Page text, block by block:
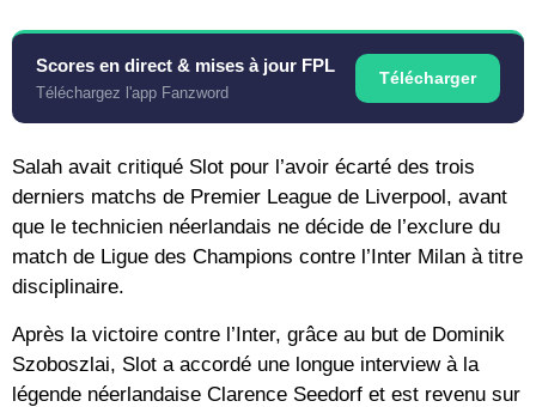
Scores en direct & mises à jour FPL
Téléchargez l'app Fanzword
Télécharger
Salah avait critiqué Slot pour l’avoir écarté des trois
derniers matchs de Premier League de Liverpool, avant
que le technicien néerlandais ne décide de l’exclure du
match de Ligue des Champions contre l’Inter Milan à titre
disciplinaire.
Après la victoire contre l’Inter, grâce au but de Dominik
Szoboszlai, Slot a accordé une longue interview à la
légende néerlandaise Clarence Seedorf et est revenu sur